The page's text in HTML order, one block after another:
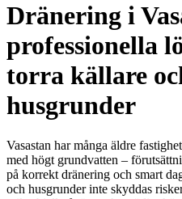
Dränering i
professionella
torra källare
husgrunder
Vasastan har många äldre
med högt grundvatten –
på korrekt dränering och smart
och husgrunder inte skyddas